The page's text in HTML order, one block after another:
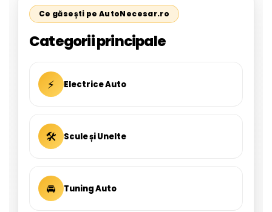
Ce găsești pe AutoNecesar.ro
Categorii principale
⚡ Electrice Auto
🛠 Scule și Unelte
🚘 Tuning Auto